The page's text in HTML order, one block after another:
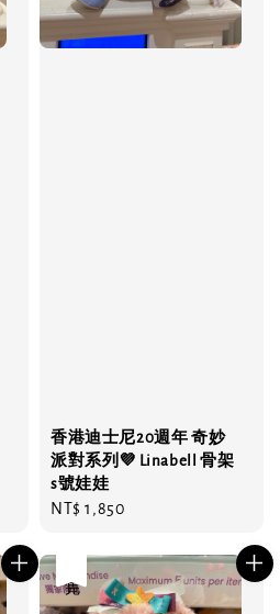
香港迪士尼20週年 奇妙
派對系列💜 Linabell 骨架
s號娃娃
Regular
NT$ 1,850